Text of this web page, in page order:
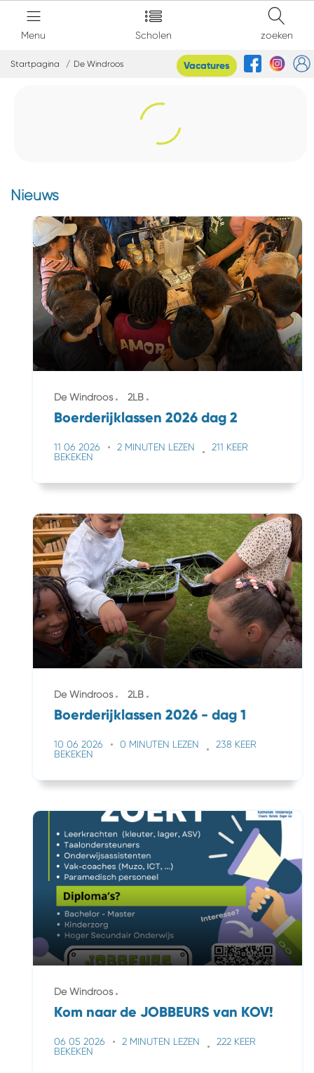
Menu Scholen zoeken
Startpagina De Windroos Vacatures
Nieuws
De Windroos 2LB
Boerderijklassen 2026 dag 2
11 06 2026 2 MINUTEN LEZEN
211 KEER
BEKEKEN
De Windroos 2LB
Boerderijklassen 2026 - dag 1
10 06 2026 0 MINUTEN LEZEN
238 KEER
BEKEKEN
De Windroos
Kom naar de JOBBEURS van KOV!
06 05 2026 2 MINUTEN LEZEN
222 KEER
BEKEKEN